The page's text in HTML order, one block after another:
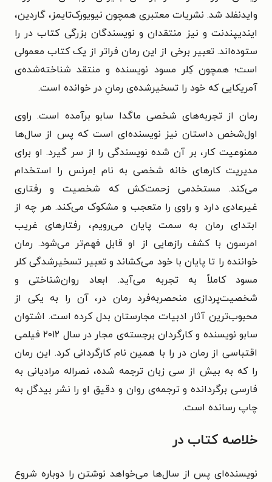
وایدنفلد شد. نشریات معتبری همچون نیویورک‌تایمز، گاردین،
ایندیپندنت و نیز منتقدان و نویسندگان بزرگی کتاب در را
ستوده‌اند. تعبیر برخی از این رمان فراتر از یک کتاب معمولی
است؛ همچون کِلر مسود نویسنده و منتقد شناخته‌شده‌ی
آمریکایی که خود را تسخیرشده‌ی رمانِ در خوانده است.
رمان از تجربه‌های شخصی ماگدا سابو برآمده است. راوی
اول‌شخص داستان نیز نویسنده‌ای است که پس از سال‌ها
ممنوعیت کار، بر آن شده نویسندگی را از سر گیرد. او برای
مدیریت کارهای خانه شخصی به‌ نام اِمرنس را استخدام
می‌کند. مستخدمی زحمت‌کش که شخصیت و رفتاری
غیرعادی دارد و راوی را متعجب و مشکوک می‌کند. هر چه از
ابتدای رمان به سمت پایان می‌رویم، رفتارهای غریب
امرسون با کشف رازهایی از او قابل‌ فهم‌تر می‌شود. رمان
خواننده را تا پایان با خود می‌کشاند و تعبیر تسخیرشدگی کلر
مسود کاملاً به تجربه می‌آید. ابعاد روان‌شناختی و
شخصیت‌پردازی منحصربه‌فرد رمان در، آن را به یکی از
محبوب‌ترین آثار ادبیات مجارستان بدل کرده است. اشتوان
سابو نویسنده و کارگردان برجسته‌ی مجار در سال ۲۰۱۲ فیلمی
اقتباسی از رمان در را با همین نام کارگردانی کرد. این رمان
را که به بیش از سی زبان ترجمه شده، نصراله مرادیانی به
فارسی برگردانده و ترجمه‌ی روان و دقیق او را نشر بیدگل به
چاپ رسانده است.
خلاصه کتاب در
نویسنده‌ای پس از سال‌‌ها می‌خواهد نوشتن را دوباره شروع